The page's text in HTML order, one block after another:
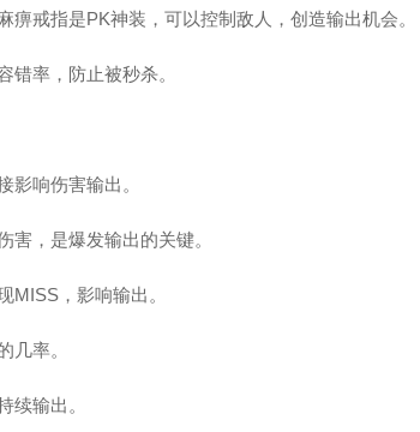
痹戒指是PK神装，可以控制敌人，创造输出机会。
错率，防止被秒杀。
影响伤害输出。
害，是爆发输出的关键。
MISS，影响输出。
几率。
续输出。